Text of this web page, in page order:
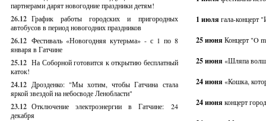
партнерами дарят новогодние праздники детям!
26.12 График работы городских и пригородных
автобусов в период новогодних праздников
26.12 Фестиваль «Новогодняя кутерьма» - с 1 по 8
января в Гатчине
25.12 На Соборной готовится к открытию бесплатный
каток!
24.12 Дрозденко: "Мы хотим, чтобы Гатчина стала
яркой звездой на небосводе Ленобласти"
23.12 Отключение электроэнергии в Гатчине: 24
декабря
1 июля гала-концерт
25 июня Концерт "O
25 июня «Шляпа
24 июня «Кошка,
24 июня концерт